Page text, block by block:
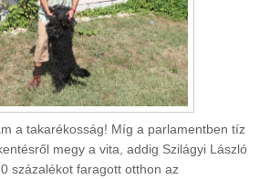
a takarékosság! Míg a parlamentben tíz
megy a vita, addig Szilágyi László
százalékot faragott otthon az